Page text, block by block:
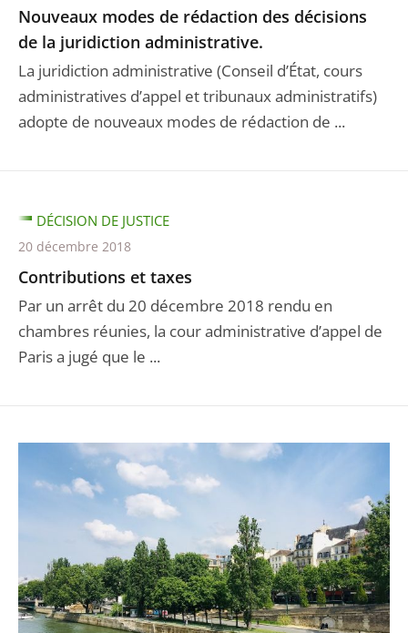
Nouveaux modes de rédaction des décisions
de la juridiction administrative.
La juridiction administrative (Conseil d’État, cours
administratives d’appel et tribunaux administratifs)
adopte de nouveaux modes de rédaction de ...
Contributions et taxes
Par un arrêt du 20 décembre 2018 rendu en
chambres réunies, la cour administrative d’appel de
Paris a jugé que le ...
DÉCISION DE JUSTICE
20 décembre 2018